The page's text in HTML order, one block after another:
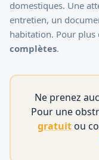
domestiques. Une
entretien, un
habitation. Pour plus
complètes.
Ne prenez
Pour une
gratuit ou